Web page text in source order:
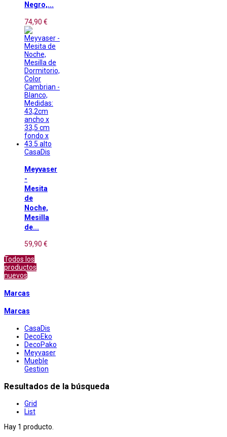
Negro,...
74,90 €
CasaDis
Meyvaser
-
Mesita
de
Noche,
Mesilla
de...
59,90 €
Todos los
productos
nuevos
Marcas
Marcas
CasaDis
DecoEko
DecoPako
Meyvaser
Mueble
Gestion
Resultados de la búsqueda
Grid
List
Hay 1 producto.